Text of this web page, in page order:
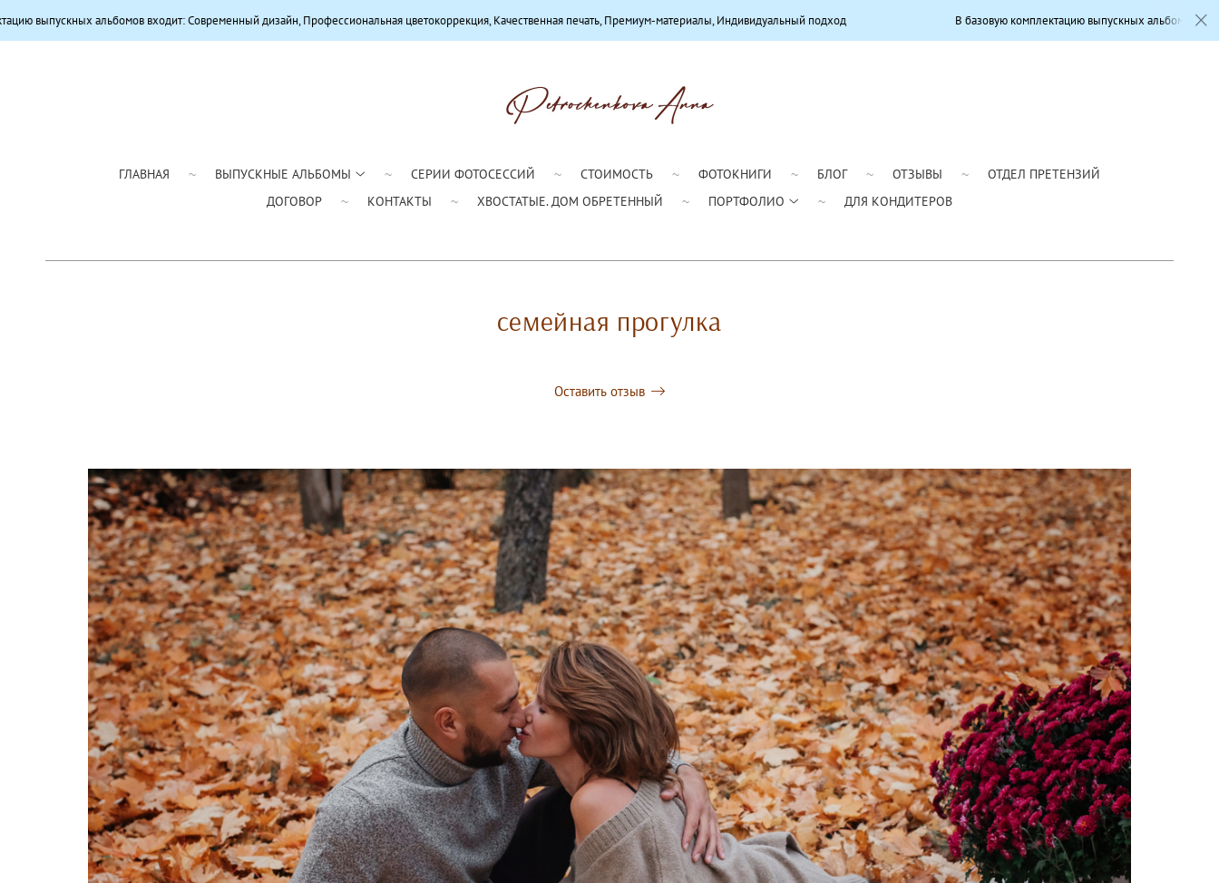
ГЛАВНАЯ ВЫПУСКНЫЕ АЛЬБОМЫ СЕРИИ ФОТОСЕССИЙ СТОИМОСТЬ ФОТОКНИГИ БЛОГ ОТЗЫВЫ
ОТДЕЛ ПРЕТЕНЗИЙ
ДОГОВОР
КОНТАКТЫ ХВОСТАТЫЕ. ДОМ ОБРЕТЕННЫЙ ПОРТФОЛИО ДЛЯ КОНДИТЕРОВ
семейная прогулка
Оставить отзыв
входит: Современный дизайн, Профессиональная цветокоррекция, Качественная печать, Премиум-материалы, Индивидуальный подход В базовую комплектацию выпускных альбомов входит: